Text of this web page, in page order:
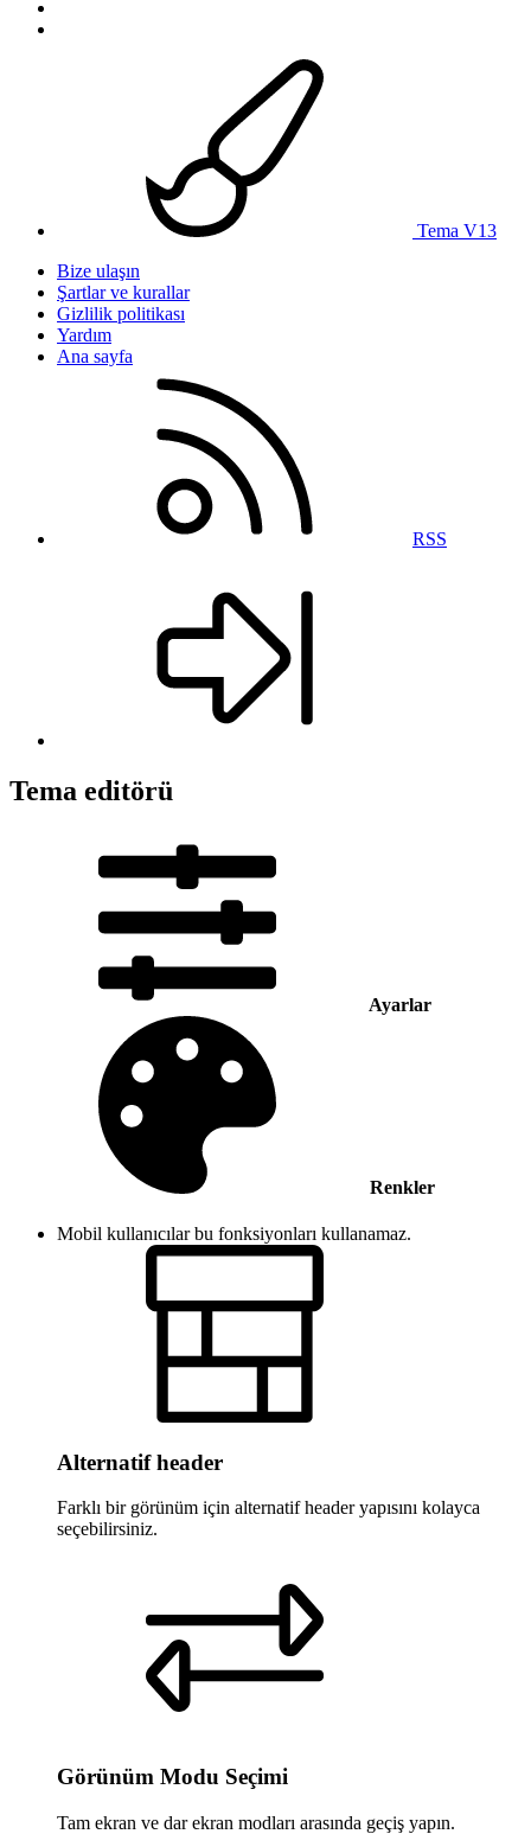
Tema V13
Bize ulaşın
Şartlar ve kurallar
Gizlilik politikası
Yardım
Ana sayfa
RSS
Tema editörü
Ayarlar
Renkler
Mobil kullanıcılar bu fonksiyonları kullanamaz.
Alternatif header
Farklı bir görünüm için alternatif header yapısını kolayca
seçebilirsiniz.
Görünüm Modu Seçimi
Tam ekran ve dar ekran modları arasında geçiş yapın.